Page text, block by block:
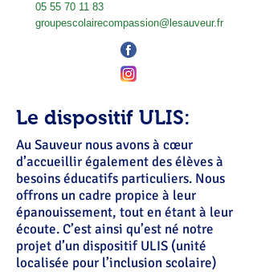
05 55 70 11 83
groupescolairecompassion@lesauveur.fr
Le dispositif ULIS:
Au Sauveur nous avons à cœur
d’accueillir également des élèves à
besoins éducatifs particuliers. Nous
offrons un cadre propice à leur
épanouissement, tout en étant à leur
écoute. C’est ainsi qu’est né notre
projet d’un dispositif ULIS (unité
localisée pour l’inclusion scolaire)